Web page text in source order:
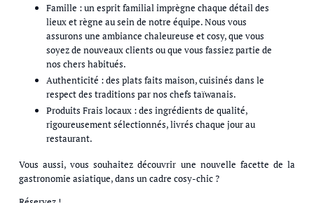
Famille : un esprit familial imprègne chaque détail des
lieux et règne au sein de notre équipe. Nous vous
assurons une ambiance chaleureuse et cosy, que vous
soyez de nouveaux clients ou que vous fassiez partie de
nos chers habitués.
Authenticité : des plats faits maison, cuisinés dans le
respect des traditions par nos chefs taïwanais.
Produits Frais locaux : des ingrédients de qualité,
rigoureusement sélectionnés, livrés chaque jour au
restaurant.
Vous aussi, vous souhaitez découvrir une nouvelle facette de la
gastronomie asiatique, dans un cadre cosy-chic ?